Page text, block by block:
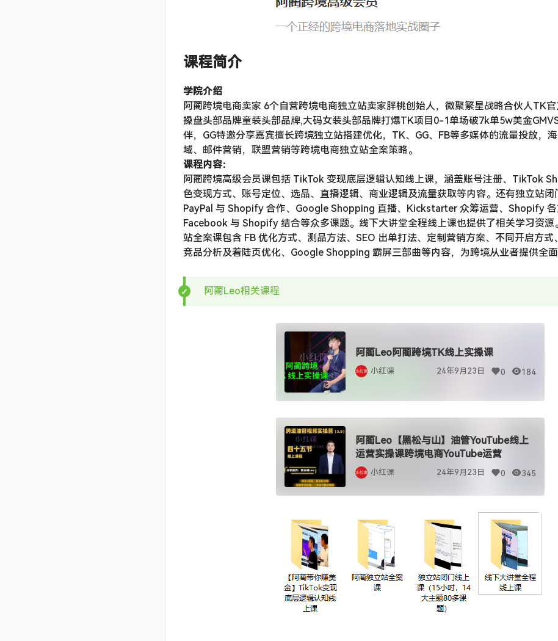
课程简介
学院介绍
阿蔺跨境电商卖家 6个自营跨境电商独立站卖家胖桃创始人，微聚繁星战略合伙人TK
操盘头部品牌童装头部品牌,大码女装头部品牌打爆TK项目0-1单场破7k单5w美金
伴，GG特邀分享嘉宾擅长跨境独立站搭建优化，TK、GG、FB等多媒体的流量投放，
域、邮件营销，联盟营销等跨境电商独立站全案策略。
课程内容：
阿蔺跨境高级会员课包括 TikTok 变现底层逻辑认知线上课，涵盖账号注册、TikTok
色变现方式、账号定位、选品、直播逻辑、商业逻辑及流量获取等内容。还有独立站闭
PayPal 与 Shopify 合作、Google Shopping 直播、Kickstarter 众筹运营、Shopify
Facebook 与 Shopify 结合等众多课题。线下大讲堂全程线上课也提供了相关学习资源
站全案课包含 FB 优化方式、测品方法、SEO 出单打法、定制营销方案、不同开启方式
竞品分析及着陆页优化、Google Shopping 霸屏三部曲等内容，为跨境从业者提供全面
阿蔺Leo相关课程
阿蔺Leo阿蔺跨境TK线上实操课
小红课 24年9月23日 0 184
阿蔺Leo【黑松与山】油管YouTube线上
运营实操课跨境电商YouTube运营
小红课 24年9月23日 0 345